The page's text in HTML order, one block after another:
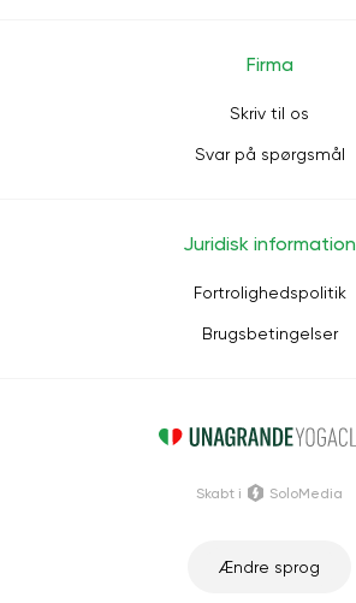
Firma
Skriv til os
Svar på spørgsmål
Juridisk information
Fortrolighedspolitik
Brugsbetingelser
Ændre sprog
Skabt i SoloMedia